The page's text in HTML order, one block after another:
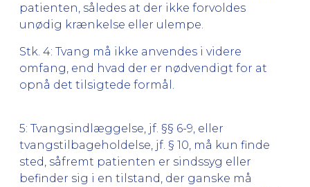
patienten, således at der ikke forvoldes
unødig krænkelse eller ulempe.
Stk. 4: Tvang må ikke anvendes i videre
omfang, end hvad der er nødvendigt for at
opnå det tilsigtede formål.
5: Tvangsindlæggelse, jf. §§ 6-9, eller
tvangstilbageholdelse, jf. § 10, må kun finde
sted, såfremt patienten er sindssyg eller
befinder sig i en tilstand, der ganske må